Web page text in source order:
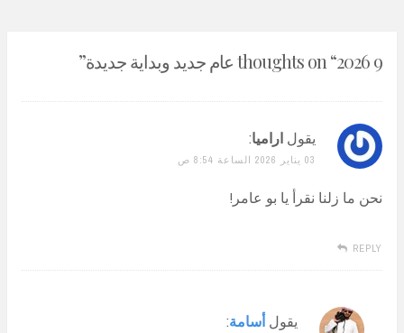
9 thoughts on “2026 عام جديد وبداية جديدة ”
يقول اراميا:
03 يناير 2026 الساعة 8:54 ص
نحن ما زلنا نقرأ يا بو عامر!
REPLY
يقول أسامة: